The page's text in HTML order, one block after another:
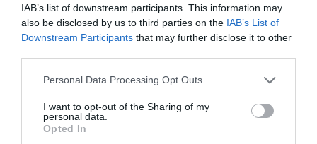
IAB’s list of downstream participants. This information may
also be disclosed by us to third parties on the IAB’s List of
Downstream Participants that may further disclose it to other
Please note that this website/app uses one or more Google
not limited to your visit or usage behaviour. You may click to
grant or deny consent to Google and its third-party tags to
use your data for below specified purposes in below Google
Personal Data Processing Opt Outs
I want to opt-out of the Sharing of my
personal data.
Opted In
ΠΑΡΑΠΟΛΙΤΙΚΑ